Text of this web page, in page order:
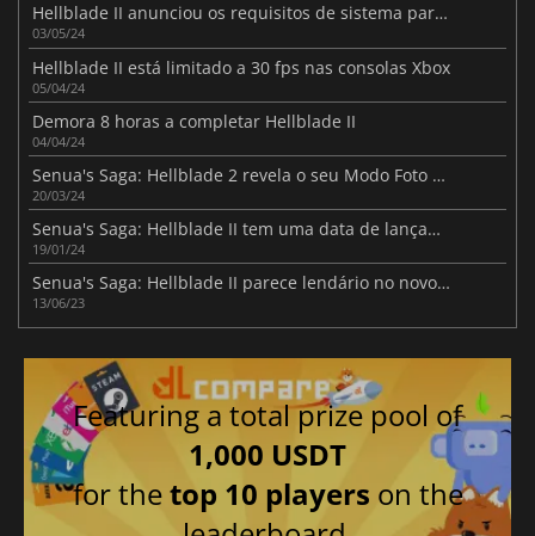
Hellblade II anunciou os requisitos de sistema para PC.
03/05/24
Hellblade II está limitado a 30 fps nas consolas Xbox
05/04/24
Demora 8 horas a completar Hellblade II
04/04/24
Senua's Saga: Hellblade 2 revela o seu Modo Foto dedicado
20/03/24
Senua's Saga: Hellblade II tem uma data de lançamento oficial
19/01/24
Senua's Saga: Hellblade II parece lendário no novo trailer de jogo
13/06/23
Featuring a total prize pool of
1,000 USDT
for thetop 10 players on the